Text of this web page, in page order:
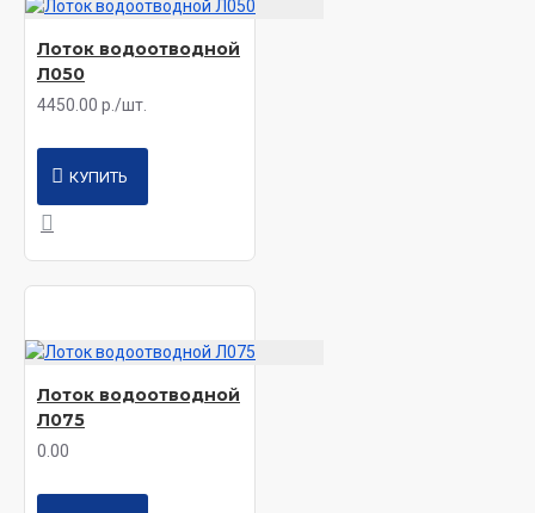
Лоток водоотводной
Л050
4450.00 р./шт.
КУПИТЬ
Лоток водоотводной
Л075
0.00